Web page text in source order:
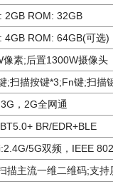
ROM: 32GB
ROM: 64GB(可选)
素;后置1300W摄像头
描按键*3;Fn键;扫描
，2G全网通
BR/EDR+BLE
5G双频，IEEE
主流一维二维码;支持